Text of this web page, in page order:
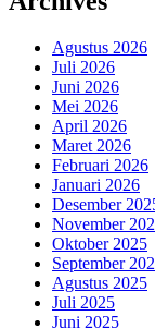
Agustus 2026
Juli 2026
Juni 2026
Mei 2026
April 2026
Maret 2026
Februari 2026
Januari 2026
Desember
November
Oktober 2025
September
Agustus 2025
Juli 2025
Juni 2025